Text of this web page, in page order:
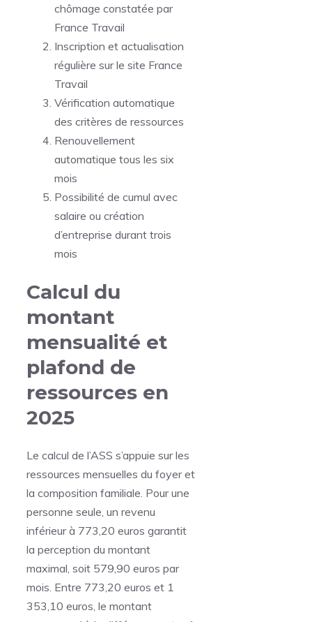
chômage constatée par
France Travail
Inscription et actualisation
régulière sur le site France
Travail
Vérification automatique
des critères de ressources
Renouvellement
automatique tous les six
mois
Possibilité de cumul avec
salaire ou création
d’entreprise durant trois
mois
Calcul du
montant
mensualité et
plafond de
ressources en
2025
Le calcul de l’ASS s’appuie sur les
ressources mensuelles du foyer et
la composition familiale. Pour une
personne seule, un revenu
inférieur à 773,20 euros garantit
la perception du montant
maximal, soit 579,90 euros par
mois. Entre 773,20 euros et 1
353,10 euros, le montant